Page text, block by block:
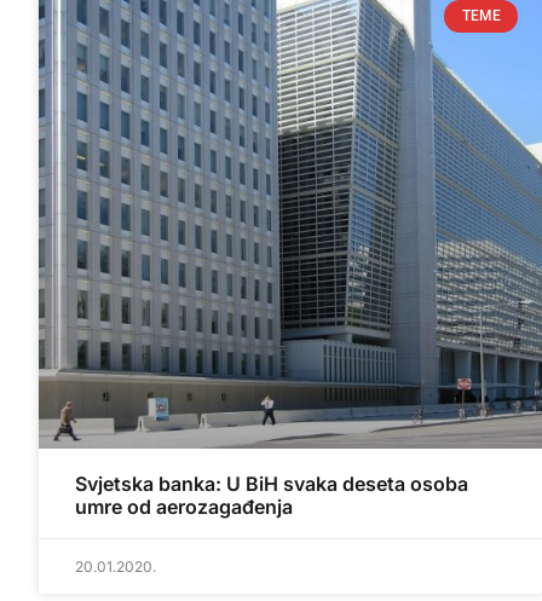
TEME
Svjetska banka: U BiH svaka deseta osoba
umre od aerozagađenja
20.01.2020.